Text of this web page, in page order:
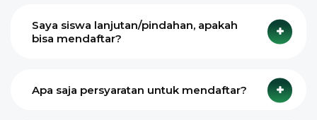
Saya siswa lanjutan/pindahan, apakah
bisa mendaftar?
Apa saja persyaratan untuk mendaftar?